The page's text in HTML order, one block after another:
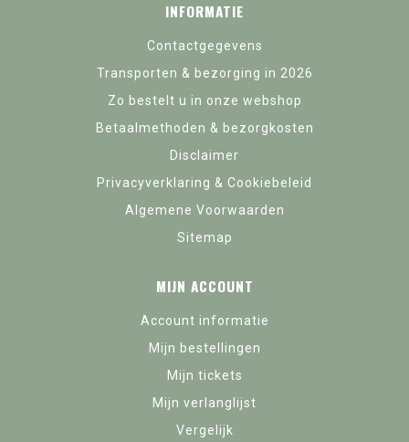
INFORMATIE
Contactgegevens
Transporten & bezorging in 2026
Zo bestelt u in onze webshop
Betaalmethoden & bezorgkosten
Disclaimer
Privacyverklaring & Cookiebeleid
Algemene Voorwaarden
Sitemap
MIJN ACCOUNT
Account informatie
Mijn bestellingen
Mijn tickets
Mijn verlanglijst
Vergelijk